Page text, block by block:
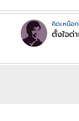
คิดเหนือ
ตั้งใจด่า